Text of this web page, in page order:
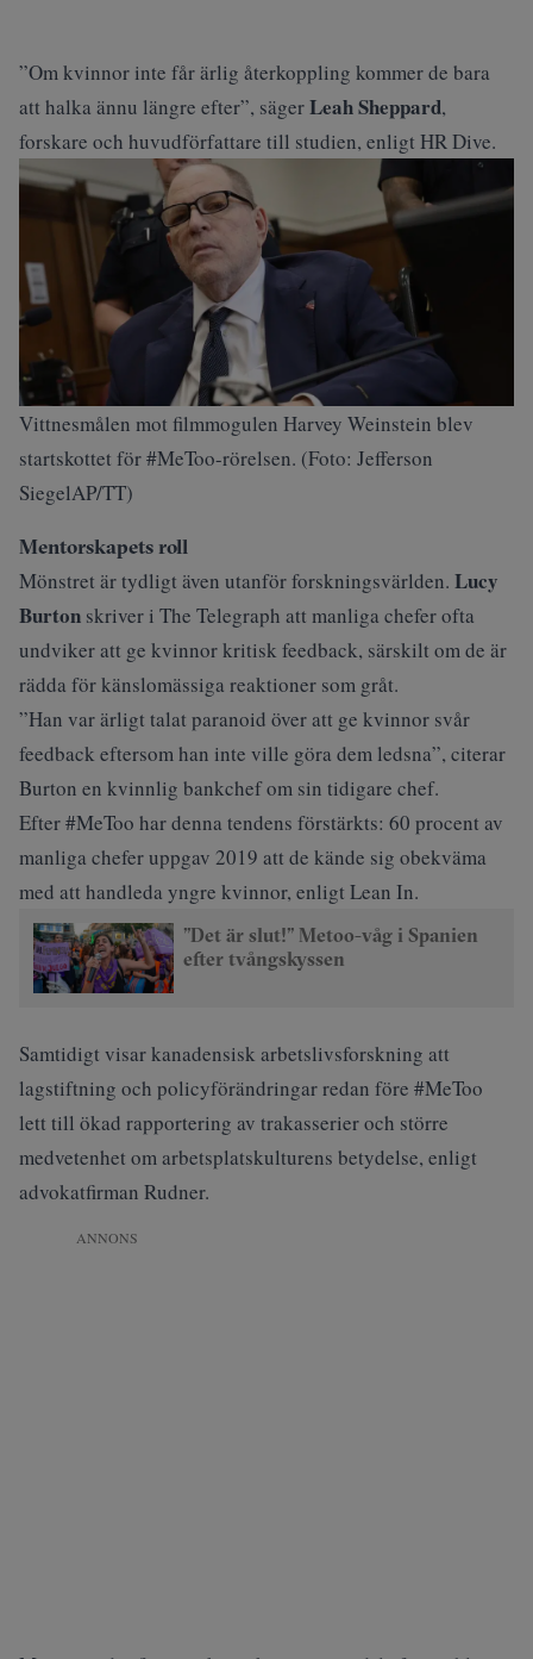
”Om kvinnor inte får ärlig återkoppling kommer de bara
att halka ännu längre efter”, sägerLeah Sheppard,
forskare och huvudförfattare till studien, enligt HR Dive.
Vittnesmålen mot filmmogulen Harvey Weinstein blev
startskottet för #MeToo-rörelsen. (Foto: Jefferson
SiegelAP/TT)
Mentorskapets roll
Mönstret är tydligt även utanför forskningsvärlden. Lucy
Burton skriver i The Telegraph att manliga chefer ofta
undviker att ge kvinnor kritisk feedback, särskilt om de är
rädda för känslomässiga reaktioner som gråt.
”Han var ärligt talat paranoid över att ge kvinnor svår
feedback eftersom han inte ville göra dem ledsna”, citerar
Burton en kvinnlig bankchef om sin tidigare chef.
Efter #MeToo har denna tendens förstärkts: 60 procent av
manliga chefer uppgav 2019 att de kände sig obekväma
med att handleda yngre kvinnor, enligt Lean In.
”Det är slut!” Metoo-våg i Spanien
efter tvångskyssen
Samtidigt visar kanadensisk arbetslivsforskning att
lagstiftning och policyförändringar redan före #MeToo
lett till ökad rapportering av trakasserier och större
medvetenhet om arbetsplatskulturens betydelse, enligt
advokatfirman Rudner.
ANNONS